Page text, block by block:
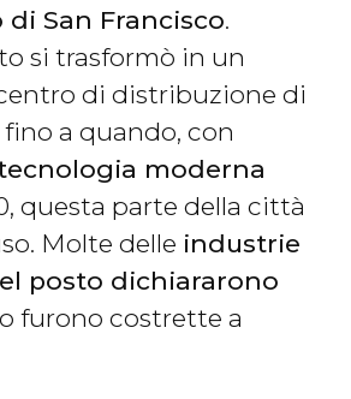
San Francisco.
si trasformò in un
di distribuzione di
a quando, con
moderna
questa parte della città
Molte delle industrie
posto dichiararono
o furono costrette a